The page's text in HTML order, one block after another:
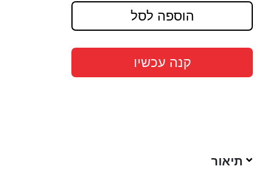
הוספה לסל
קנה עכשיו
תיאור